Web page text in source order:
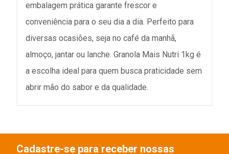
embalagem prática garante frescor e
conveniência para o seu dia a dia. Perfeito para
diversas ocasiões, seja no café da manhã,
almoço, jantar ou lanche. Granola Mais Nutri 1kg é
a escolha ideal para quem busca praticidade sem
abrir mão do sabor e da qualidade.
Cadastre-se para receber nossas